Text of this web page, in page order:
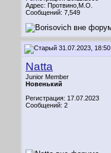
Адрес: Протвино,М.О.
Сообщений: 7,549
31.07.2023, 18:50
Natta
Junior Member
Новенький
Регистрация: 17.07.2023
Сообщений: 2